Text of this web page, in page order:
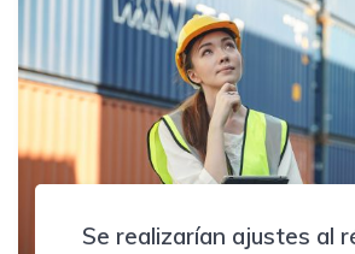
Se realizarían ajustes al